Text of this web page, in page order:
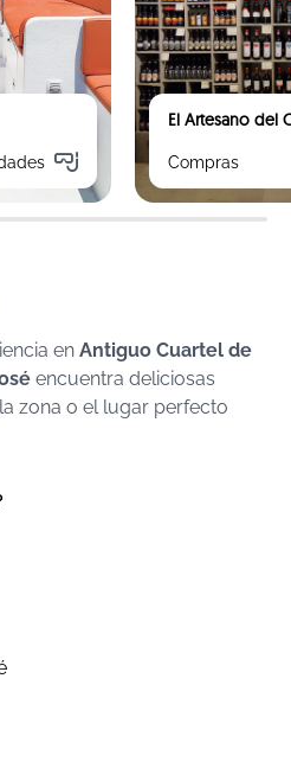
El Artesano del
Compras
en Antiguo Cuartel de
encuentra deliciosas
zona o el lugar perfecto